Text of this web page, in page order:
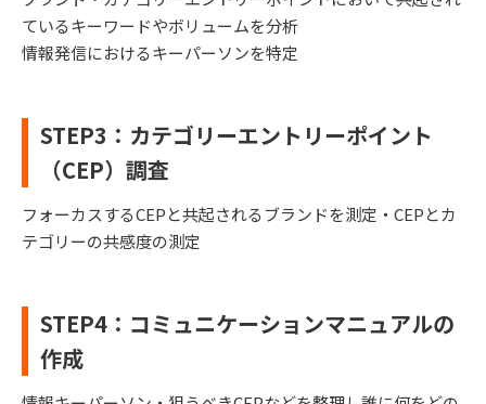
ているキーワードやボリュームを分析
情報発信におけるキーパーソンを特定
STEP3：カテゴリーエントリーポイント
（CEP）調査
フォーカスするCEPと共起されるブランドを測定・CEPとカ
テゴリーの共感度の測定
STEP4：コミュニケーションマニュアルの
作成